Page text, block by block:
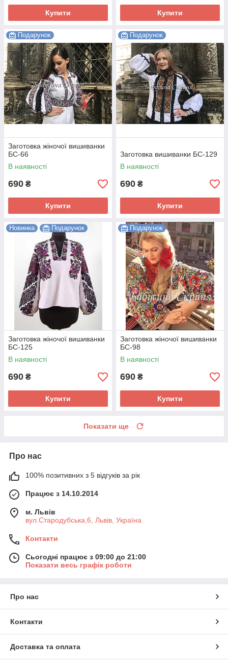
Купити Купити
Подарунок
Заготовка жіночої вишиванки
БС-66
В наявності
690 ₴
Купити
Подарунок
Заготовка вишиванки БС-129
В наявності
690 ₴
Купити
Новинка Подарунок
Заготовка жіночої вишиванки
БС-125
В наявності
690 ₴
Купити
Подарунок
Заготовка жіночої вишиванки
БС-98
В наявності
690 ₴
Купити
Показати ще
Про нас
100% позитивних з 5 відгуків за рік
Працює з 14.10.2014
м. Львів
вул.Стародубська,6, Львів, Україна
Контакти
Сьогодні працює з 09:00 до 21:00
Показати весь графік роботи
Про нас
Контакти
Доставка та оплата